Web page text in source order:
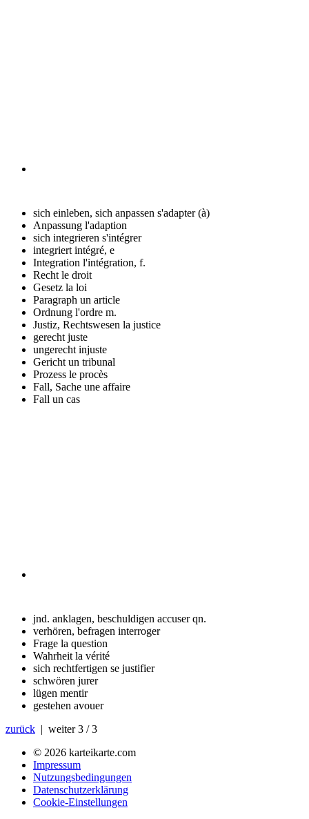
sich einleben, sich anpassen s'adapter (à)
Anpassung l'adaption
sich integrieren s'intégrer
integriert intégré, e
Integration l'intégration, f.
Recht le droit
Gesetz la loi
Paragraph un article
Ordnung l'ordre m.
Justiz, Rechtswesen la justice
gerecht juste
ungerecht injuste
Gericht un tribunal
Prozess le procès
Fall, Sache une affaire
Fall un cas
jnd. anklagen, beschuldigen accuser qn.
verhören, befragen interroger
Frage la question
Wahrheit la vérité
sich rechtfertigen se justifier
schwören jurer
lügen mentir
gestehen avouer
zurück | weiter3 / 3
© 2026 karteikarte.com
Impressum
Nutzungsbedingungen
Datenschutzerklärung
Cookie-Einstellungen